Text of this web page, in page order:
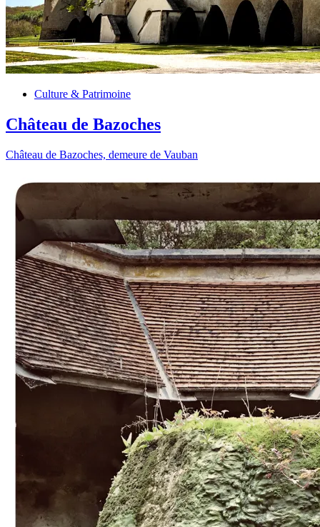
Culture & Patrimoine
Château de Bazoches
Château de Bazoches, demeure de Vauban